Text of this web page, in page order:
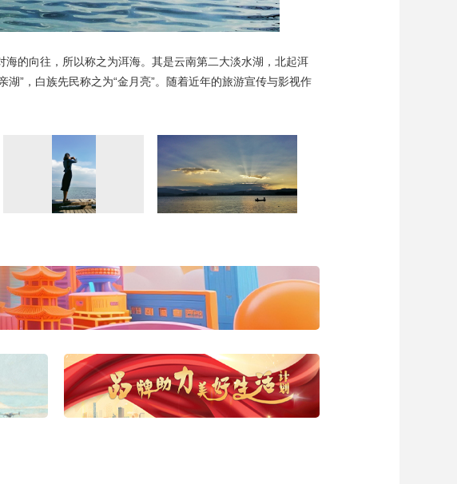
的向往，所以称之为洱海。其是云南第二大淡水湖，北起洱
”，白族先民称之为“金月亮”。随着近年的旅游宣传与影视作